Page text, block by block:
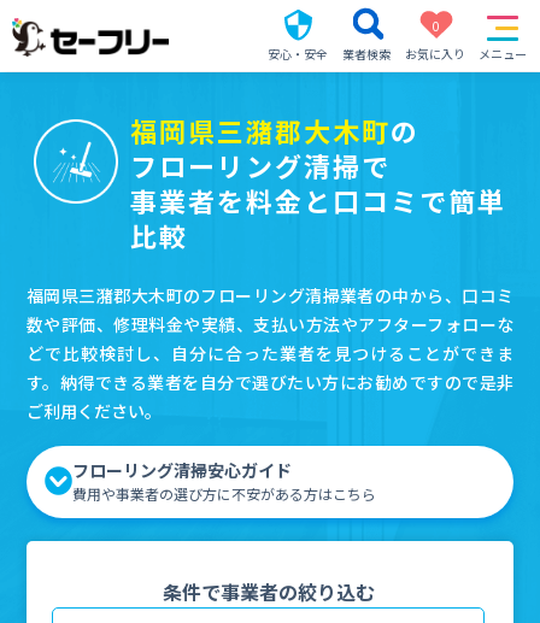
安心・安全 業者検索
0
お気に入り
メニュー
福岡県三潴郡大木町の
フローリング清掃で
事業者を料金と口コミで簡単
比較
福岡県三潴郡大木町のフローリング清掃業者の中から、口コミ
数や評価、修理料金や実績、支払い方法やアフターフォローな
どで比較検討し、自分に合った業者を見つけることができま
す。納得できる業者を自分で選びたい方にお勧めですので是非
ご利用ください。
フローリング清掃安心ガイド
費用や事業者の選び方に不安がある方はこちら
条件で事業者の絞り込む